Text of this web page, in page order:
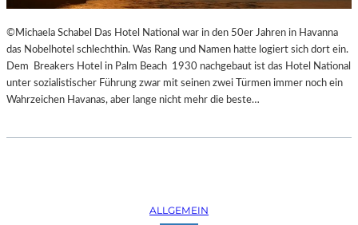
©Michaela Schabel Das Hotel National war in den 50er Jahren in Havanna
das Nobelhotel schlechthin. Was Rang und Namen hatte logiert sich dort ein.
Dem Breakers Hotel in Palm Beach 1930 nachgebaut ist das Hotel National
unter sozialistischer Führung zwar mit seinen zwei Türmen immer noch ein
Wahrzeichen Havanas, aber lange nicht mehr die beste…
ALLGEMEIN